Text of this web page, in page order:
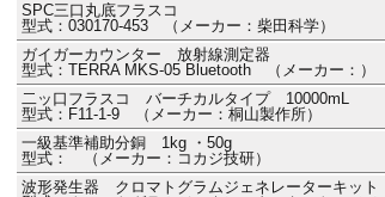
SPC三口丸底フラスコ
型式：030170-453 （メーカー：柴田科学）
ガイガーカウンター 放射線測定器
型式：TERRA MKS-05 Bluetooth （メーカー：）
二ッ口フラスコ バーチカルタイプ 10000mL
型式：F11-1-9 （メーカー：桐山製作所）
一級基準補助分銅 1kg ・50g
型式： （メーカー：コカジ技研）
波形発生器 クロマトグラムジェネレーターキット